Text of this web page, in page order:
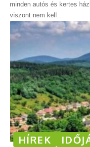
minden autós és kertes
viszont nem kell …
HÍREK